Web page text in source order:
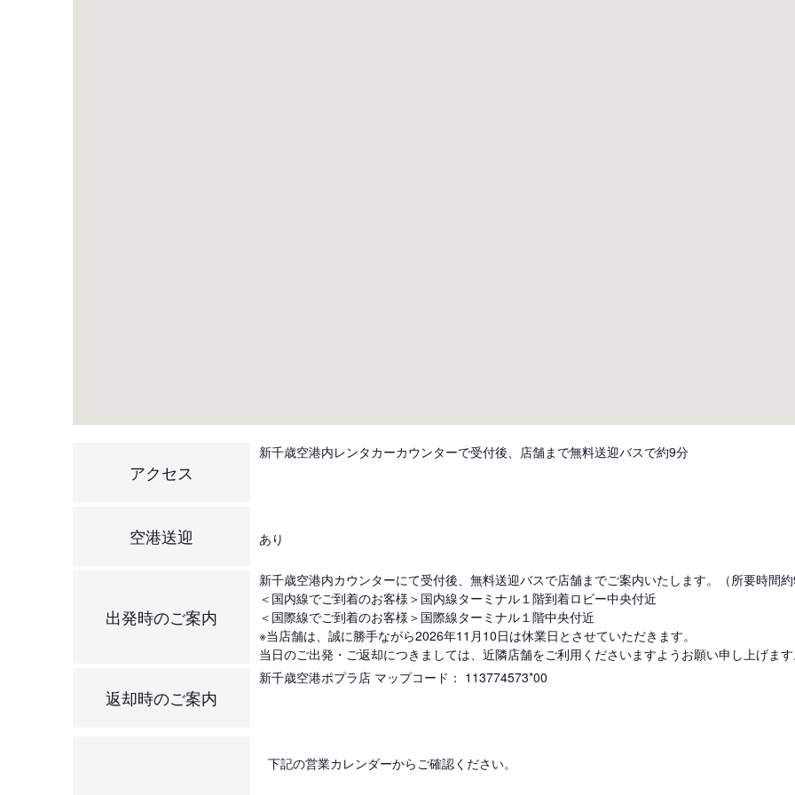
アクセス
新千歳空港内レンタカーカウンターで受付後、店舗まで無料送迎バスで約9分
空港送迎 あり
出発時のご案内
新千歳空港内カウンターにて受付後、無料送迎バスで店舗までご案内いたします。（所要時間約
＜国内線でご到着のお客様＞国内線ターミナル１階到着ロビー中央付近
＜国際線でご到着のお客様＞国際線ターミナル１階中央付近
※当店舗は、誠に勝手ながら2026年11月10日は休業日とさせていただきます。
当日のご出発・ご返却につきましては、近隣店舗をご利用くださいますようお願い申し上げます
返却時のご案内
新千歳空港ポプラ店 マップコード： 113774573*00
下記の営業カレンダーからご確認ください。